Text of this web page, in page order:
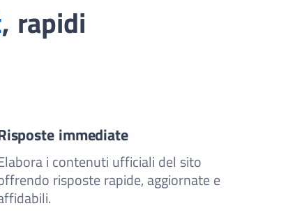
, rapidi
immediate
i contenuti ufficiali del sito
risposte rapide, aggiornate e